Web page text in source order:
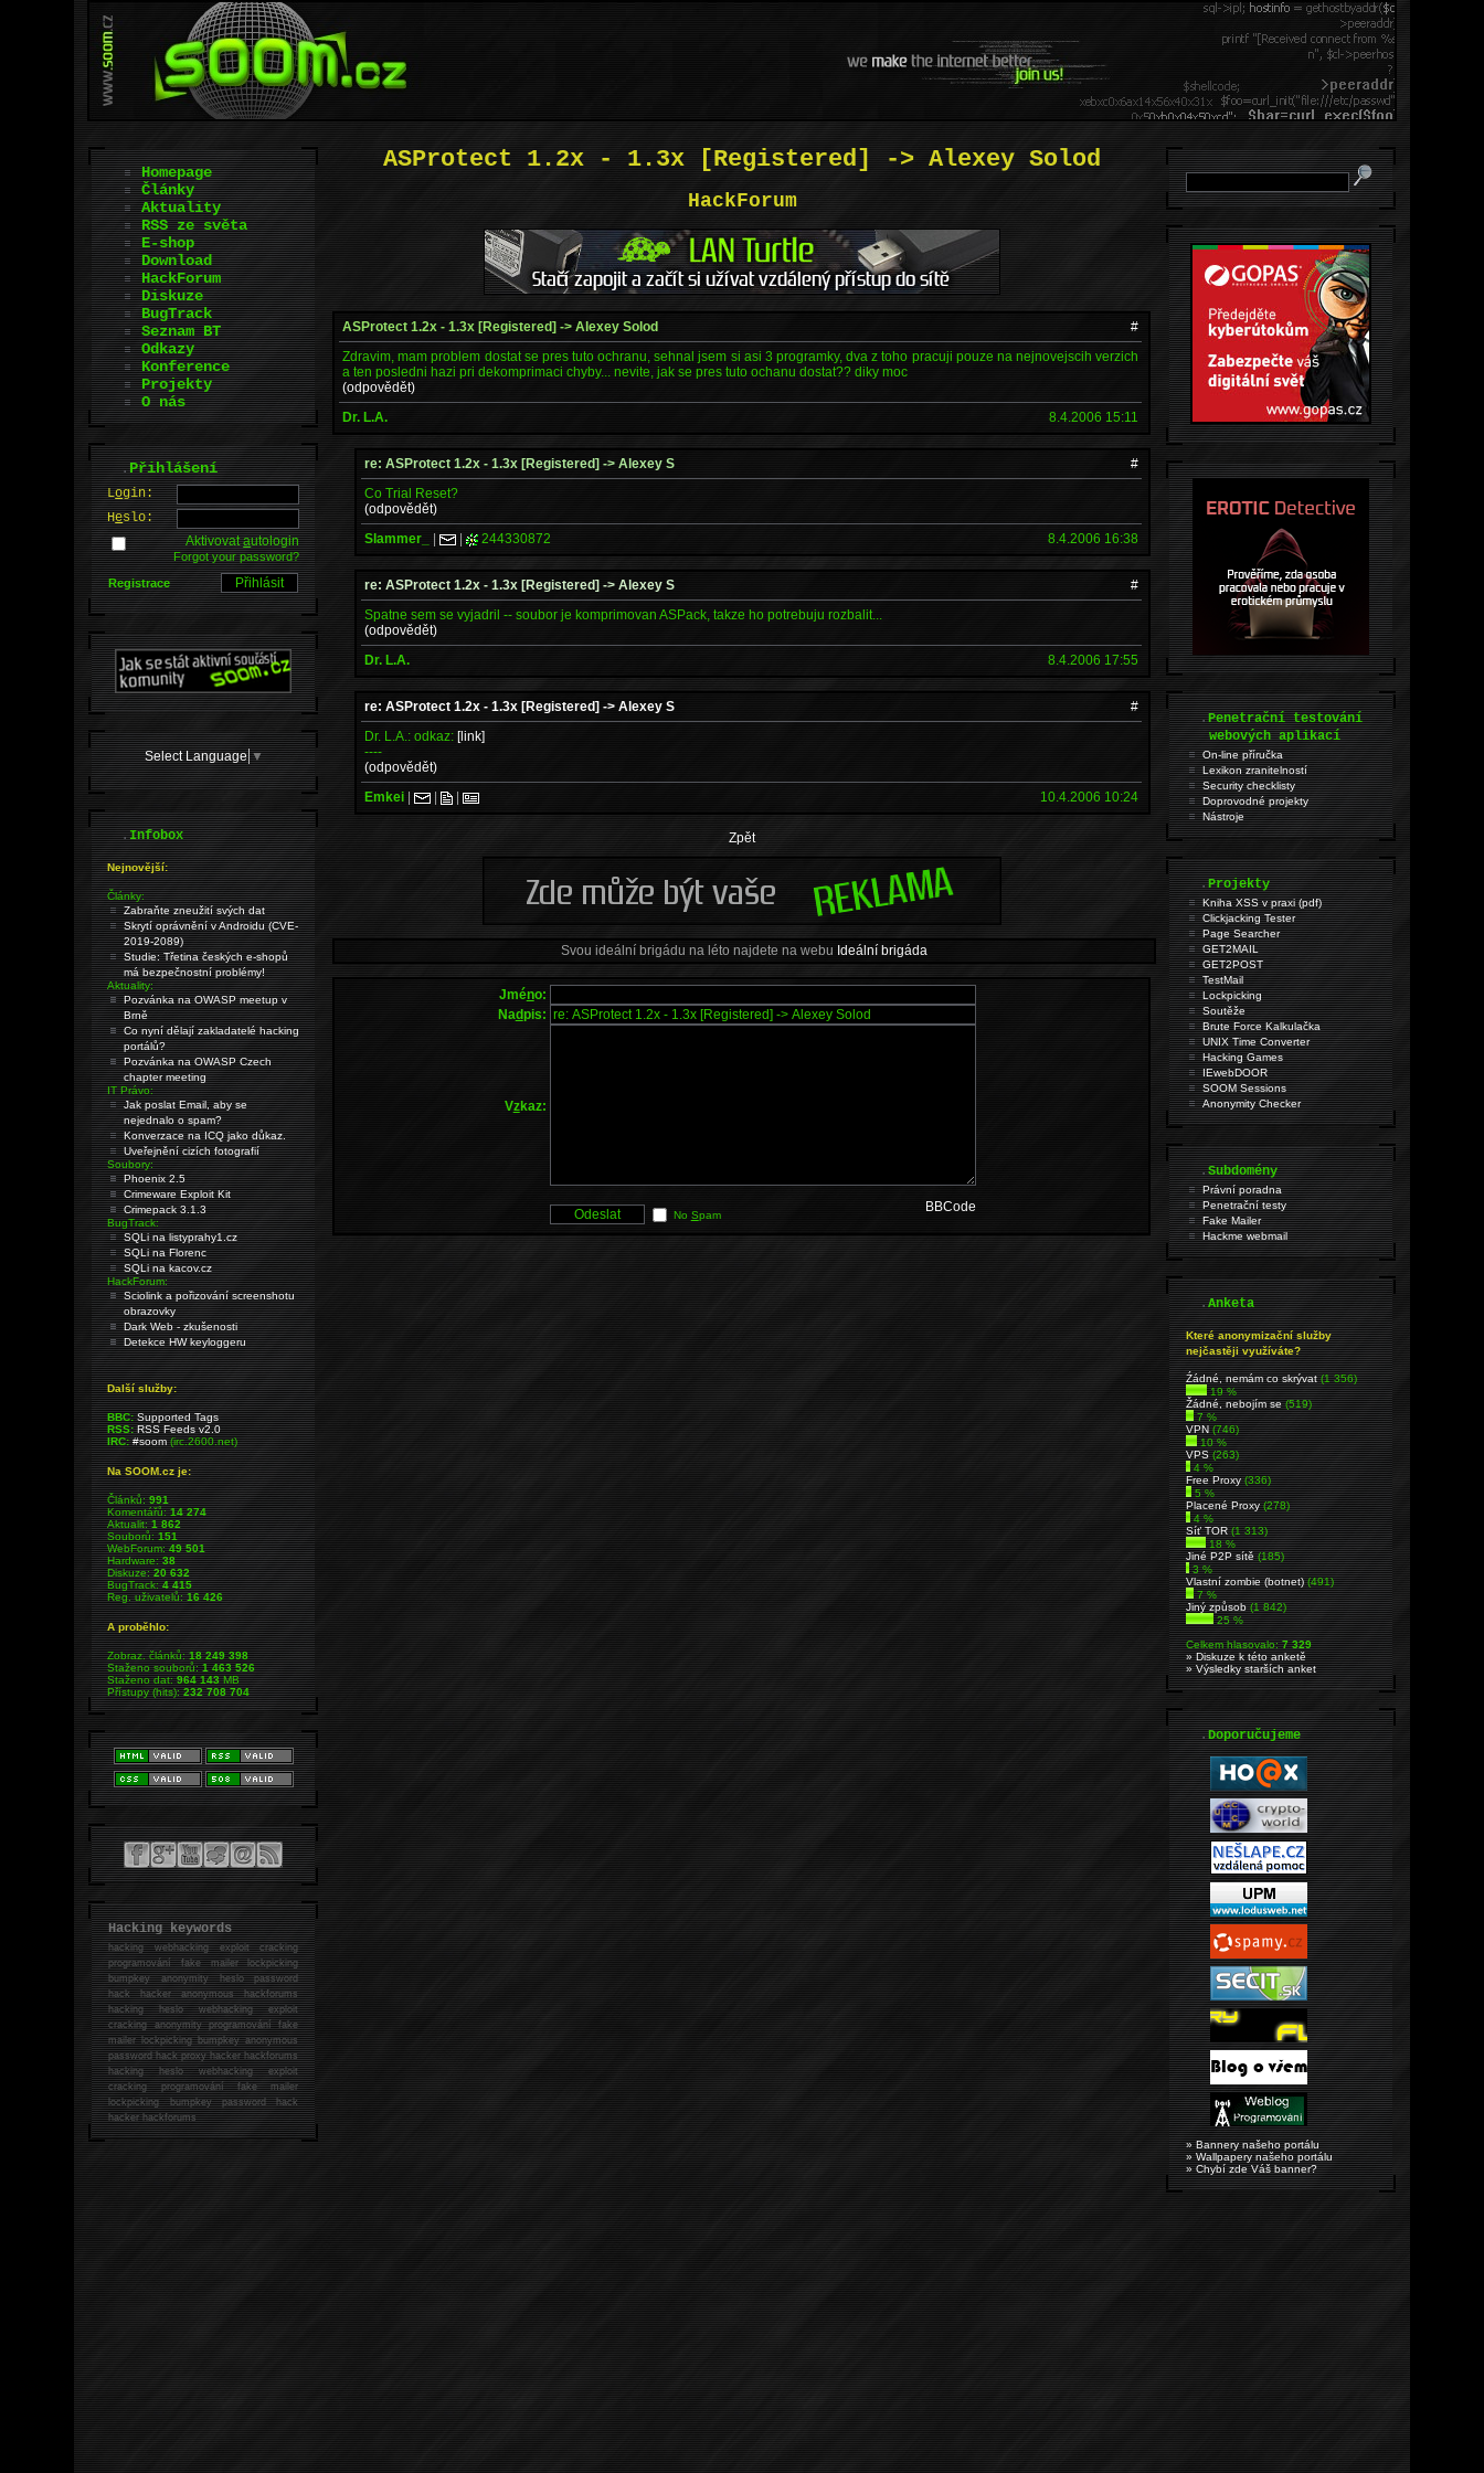
ASProtect 1.2x - 1.3x [Registered] -> Alexey Solod
HackForum
ASProtect 1.2x - 1.3x [Registered] -> Alexey Solod
#
Zdravim, mam problem dostat se pres tuto ochranu, sehnal jsem si asi 3 programky, dva z toho pracuji pouze na nejnovejscih verzich
a ten posledni hazi pri dekomprimaci chyby... nevite, jak se pres tuto ochanu dostat?? diky moc
(odpovědět)
Dr. L.A.
8.4.2006 15:11
re: ASProtect 1.2x - 1.3x [Registered] -> Alexey S
#
Co Trial Reset?
(odpovědět)
Slammer_
| | 244330872 8.4.2006 16:38
re: ASProtect 1.2x - 1.3x [Registered] -> Alexey S
#
Spatne sem se vyjadril -- soubor je komprimovan ASPack, takze ho potrebuju rozbalit...
(odpovědět)
Dr. L.A.
8.4.2006 17:55
re: ASProtect 1.2x - 1.3x [Registered] -> Alexey S
#
Dr. L.A.: odkaz:[link]
----
(odpovědět)
Emkei | | | 10.4.2006 10:24
Zpět
Svou ideální brigádu na léto najdete na webu Ideální brigáda
Jméno:
Nadpis:
Vzkaz:
No Spam
BBCode
Homepage
Články
Aktuality
RSS ze světa
E-shop
Download
HackForum
Diskuze
BugTrack
Seznam BT
Odkazy
Konference
Projekty
O nás
.Přihlášení
Login:
Heslo:
Aktivovatautologin
Forgot your password?
Registrace
Select Language ▼
.Infobox
Nejnovější:
Články:
Zabraňte zneužití svých dat
Skrytí oprávnění v Androidu (CVE-
2019-2089)
Studie: Třetina českých e-shopů
má bezpečnostní problémy!
Aktuality:
Pozvánka na OWASP meetup v
Brně
Co nyní dělají zakladatelé hacking
portálů?
Pozvánka na OWASP Czech
chapter meeting
IT Právo:
Jak poslat Email, aby se
nejednalo o spam?
Konverzace na ICQ jako důkaz.
Uveřejnění cizích fotografií
Soubory:
Phoenix 2.5
Crimeware Exploit Kit
Crimepack 3.1.3
BugTrack:
SQLi na listyprahy1.cz
SQLi na Florenc
SQLi na kacov.cz
HackForum:
Sciolink a pořizování screenshotu
obrazovky
Dark Web - zkušenosti
Detekce HW keyloggeru
Další služby:
BBC: Supported Tags
RSS: RSS Feeds v2.0
IRC: #soom(irc.2600.net)
Na SOOM.cz je:
Článků:991
Komentářů:14 274
Aktualit:1 862
Souborů:151
WebForum:49 501
Hardware:38
Diskuze:20 632
BugTrack:4 415
Reg. uživatelů:16 426
A proběhlo:
Zobraz. článků:18 249 398
Staženo souborů:1 463 526
Staženo dat:964 143MB
Přístupy (hits):232 708 704
Hacking keywords
hackingwebhacking exploit cracking
programování fake mailer lockpicking
bumpkey anonymity heslo password
hackhacker anonymous hackforums
hackingheslo webhacking exploit
cracking anonymity programování fake
mailer lockpicking bumpkey anonymous
password hack proxy hacker hackforums
hacking heslo webhacking exploit
cracking programování fake mailer
lockpicking bumpkey password hack
hackerhackforums
.Penetrační testování
webových aplikací
On-line příručka
Lexikon zranitelností
Security checklisty
Doprovodné projekty
Nástroje
.Projekty
Kniha XSS v praxi (pdf)
Clickjacking Tester
Page Searcher
GET2MAIL
GET2POST
TestMail
Lockpicking
Soutěže
Brute Force Kalkulačka
UNIX Time Converter
Hacking Games
IEwebDOOR
SOOM Sessions
Anonymity Checker
.Subdomény
Právní poradna
Penetrační testy
Fake Mailer
Hackme webmail
.Anketa
Které anonymizační služby
nejčastěji využíváte?
Źádné, nemám co skrývat(1 356)
19 %
Žádné, nebojím se(519)
7 %
VPN(746)
10 %
VPS(263)
4 %
Free Proxy(336)
5 %
Placené Proxy(278)
4 %
Síť TOR(1 313)
18 %
Jiné P2P sítě(185)
3 %
Vlastní zombie (botnet)(491)
7 %
Jiný způsob(1 842)
25 %
Celkem hlasovalo:7 329
» Diskuze k této anketě
» Výsledky starších anket
.Doporučujeme
» Bannery našeho portálu
» Wallpapery našeho portálu
» Chybí zde Váš banner?